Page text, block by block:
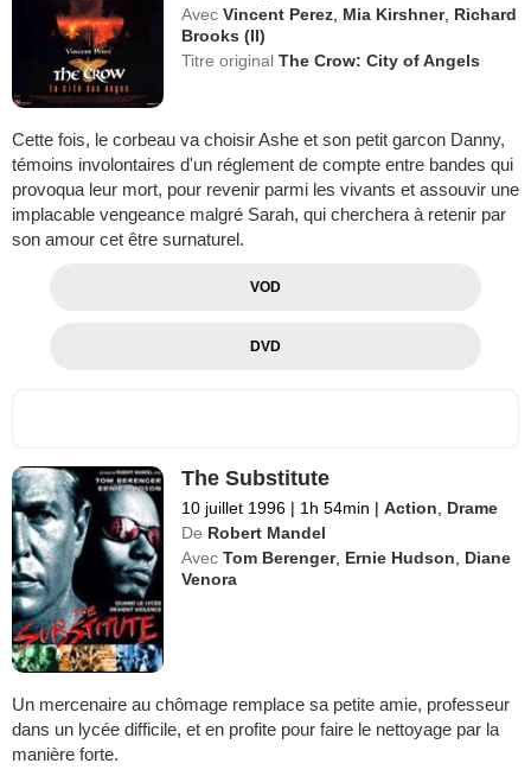
Avec Vincent Perez Mia Kirshner, Richard
Brooks (II)
Titre originalThe Crow: City of Angels
Cette fois, le corbeau va choisir Ashe et son petit garcon Danny,
témoins involontaires d'un réglement de compte entre bandes qui
provoqua leur mort, pour revenir parmi les vivants et assouvir une
implacable vengeance malgré Sarah, qui cherchera à retenir par
son amour cet être surnaturel.
VOD
DVD
The Substitute
10 juillet 1996 | 1h 54min | Action
Drame
De Robert Mandel
Avec Tom Berenger, Ernie Hudson
Diane
Venora
Un mercenaire au chômage remplace sa petite amie, professeur
dans un lycée difficile, et en profite pour faire le nettoyage par la
manière forte.